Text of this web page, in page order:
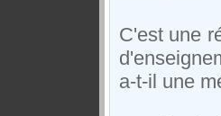
C'est une
a-t-il une